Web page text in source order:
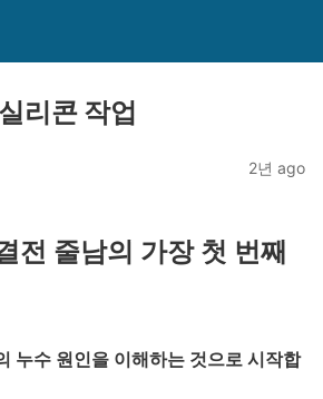
리콘 작업
2년 ago
전 줄남의 가장 첫 번째
누수 원인을 이해하는 것으로 시작합